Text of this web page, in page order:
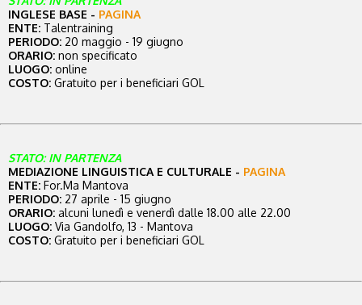
INGLESE BASE - PAGINA
ENTE: Talentraining
PERIODO: 20 maggio - 19 giugno
ORARIO: non specificato
LUOGO: online
COSTO: Gratuito per i beneficiari GOL
STATO: IN PARTENZA
MEDIAZIONE LINGUISTICA E CULTURALE - PAGINA
ENTE: For.Ma Mantova
PERIODO: 27 aprile - 15 giugno
ORARIO: alcuni lunedì e venerdì dalle 18.00 alle 22.00
LUOGO: Via Gandolfo, 13 - Mantova
COSTO: Gratuito per i beneficiari GOL